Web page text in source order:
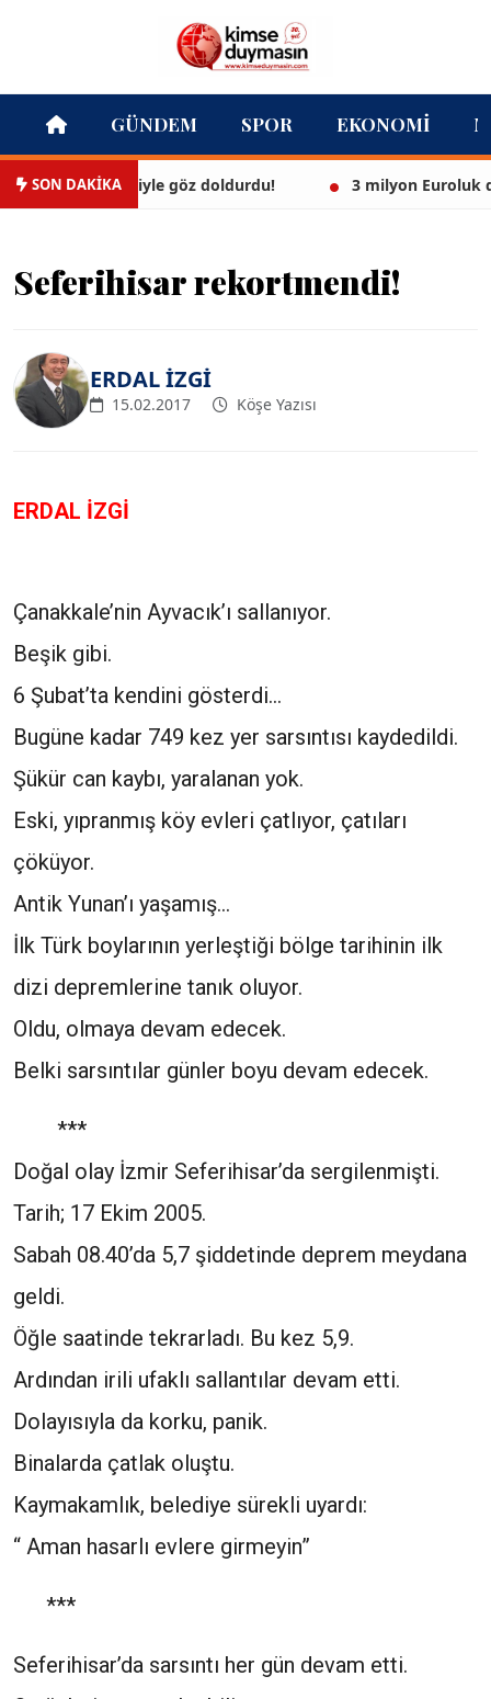
GÜNDEM SPOR EKONOMI
SON DAKİKA
bikinisiyle göz doldurdu! 3 milyon Euroluk
Seferihisar rekortmendi!
ERDAL İZGİ
15.02.2017 Köşe Yazısı
ERDAL İZGİ
Çanakkale’nin Ayvacık’ı sallanıyor.
Beşik gibi.
6 Şubat’ta kendini gösterdi…
Bugüne kadar 749 kez yer sarsıntısı kaydedildi.
Şükür can kaybı, yaralanan yok.
Eski, yıpranmış köy evleri çatlıyor, çatıları
çöküyor.
Antik Yunan’ı yaşamış…
İlk Türk boylarının yerleştiği bölge tarihinin ilk
dizi depremlerine tanık oluyor.
Oldu, olmaya devam edecek.
Belki sarsıntılar günler boyu devam edecek.
***
Doğal olay İzmir Seferihisar’da sergilenmişti.
Tarih; 17 Ekim 2005.
Sabah 08.40’da 5,7 şiddetinde deprem meydana
geldi.
Öğle saatinde tekrarladı. Bu kez 5,9.
Ardından irili ufaklı sallantılar devam etti.
Dolayısıyla da korku, panik.
Binalarda çatlak oluştu.
Kaymakamlık, belediye sürekli uyardı:
“ Aman hasarlı evlere girmeyin”
***
Seferihisar’da sarsıntı her gün devam etti.